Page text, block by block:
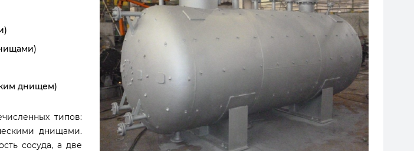
днищем)
типов:
днищами.
сосуда, а две